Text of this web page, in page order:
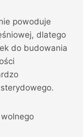
powoduje
dlatego
do budowania